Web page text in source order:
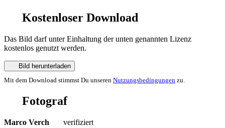
Kostenloser Download
Das Bild darf unter Einhaltung der unten genannten Lizenz
kostenlos genutzt werden.
Bild herunterladen
Mit dem Download stimmst Du unseren Nutzungsbedingungen zu.
Fotograf
Marco Verch verifiziert